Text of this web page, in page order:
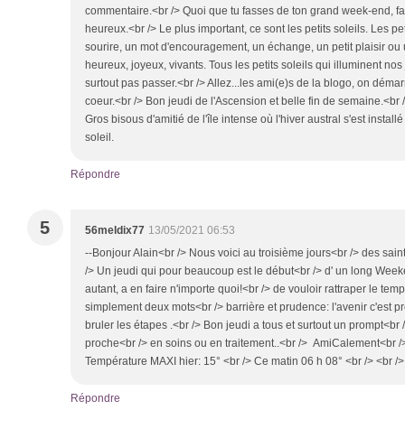
commentaire.<br /> Quoi que tu fasses de ton grand week-end,
heureux.<br /> Le plus important, ce sont les petits soleils. Les
sourire, un mot d'encouragement, un échange, un petit plaisir
heureux, joyeux, vivants. Tous les petits soleils qui illuminent
surtout pas passer.<br /> Allez...les ami(e)s de la blogo, on
coeur.<br /> Bon jeudi de l'Ascension et belle fin de semaine.<br
Gros bisous d'amitié de l'île intense où l'hiver austral s'est
soleil.
Répondre
5 56meldix77 13/05/2021 06:53
--Bonjour Alain<br /> Nous voici au troisième jours<br /> des
/> Un jeudi qui pour beaucoup est le début<br /> d' un long
autant, a en faire n'importe quoi!<br /> de vouloir rattraper le
simplement deux mots<br /> barrière et prudence: l'avenir c'est
bruler les étapes .<br /> Bon jeudi a tous et surtout un
proche<br /> en soins ou en traitement..<br /> AmiCalement<br /
Température MAXI hier: 15° <br /> Ce matin 06 h 08° <br /> <br /
Répondre